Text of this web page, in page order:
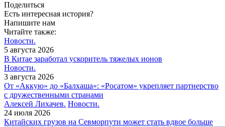
Поделиться
Есть интересная история?
Напишите нам
Читайте также:
Новости.
5 августа 2026
В Китае заработал ускоритель тяжелых ионов
Новости.
3 августа 2026
От «Аккую» до «Балхаша»: «Росатом» укрепляет партнерство
с дружественными странами
Алексей Лихачев. Новости.
24 июля 2026
Китайских грузов на Севморпути может стать вдвое больше